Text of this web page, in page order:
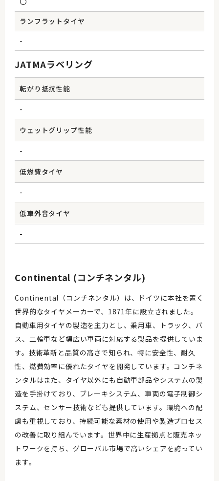
ランフラットタイヤ
-
JATMAラベリング
転がり抵抗性能
-
ウェットグリップ性能
-
低燃費タイヤ
-
低車外音タイヤ
-
Continental (コンチネンタル)
Continental（コンチネンタル）は、ドイツに本社を置く
世界的なタイヤメーカーで、1871年に設立されました。
自動車用タイヤの製造を主力とし、乗用車、トラック、バ
ス、二輪車など幅広い車両に対応する製品を提供していま
す。技術革新と品質の高さで知られ、特に安全性、耐久
性、燃費効率に優れたタイヤを開発しています。コンチネ
ンタルはまた、タイヤ以外にも自動車部品やシステムの製
造を手掛けており、ブレーキシステム、車両の電子制御シ
ステム、センサー技術なども提供しています。環境への配
慮も重視しており、持続可能な素材の使用や製造プロセス
の改善に取り組んでいます。世界中に生産拠点と販売ネッ
トワークを持ち、グローバル市場で高いシェアを誇ってい
ます。